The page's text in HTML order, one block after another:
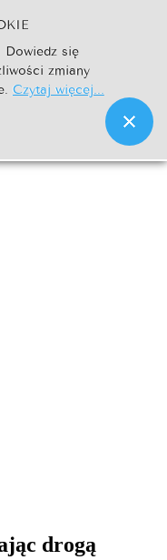
Go
drogą
Dowiedz się
zmiany
Czytaj więcej...